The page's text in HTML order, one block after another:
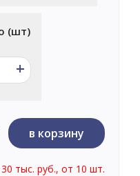
(шт)
+
в корзину
тыс. руб., от 10 шт.